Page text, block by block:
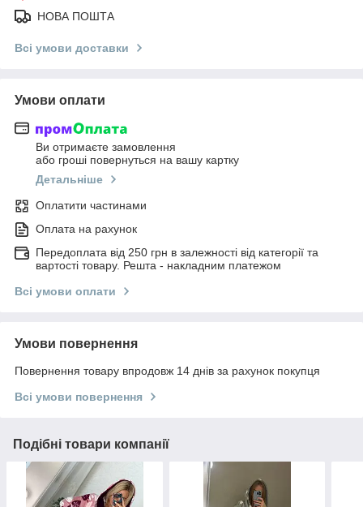
НОВА ПОШТА
Всі умови доставки
Умови оплати
Ви отримаєте замовлення
або гроші повернуться на вашу картку
Детальніше
Оплатити частинами
Оплата на рахунок
Передоплата від 250 грн в залежності від категорії та
вартості товару. Решта - накладним платежом
Всі умови оплати
Умови повернення
Повернення товару впродовж 14 днів за рахунок покупця
Всі умови повернення
Подібні товари компанії